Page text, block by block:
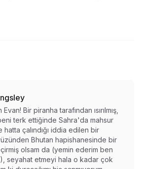
Bir piranha tarafından ısırılmış,
terk ettiğinde Sahra'da mahsur
hatta çalındığı iddia edilen bir
Bhutan hapishanesinde bir
olsam da (yemin ederim ben
seyahat etmeyi hala o kadar çok